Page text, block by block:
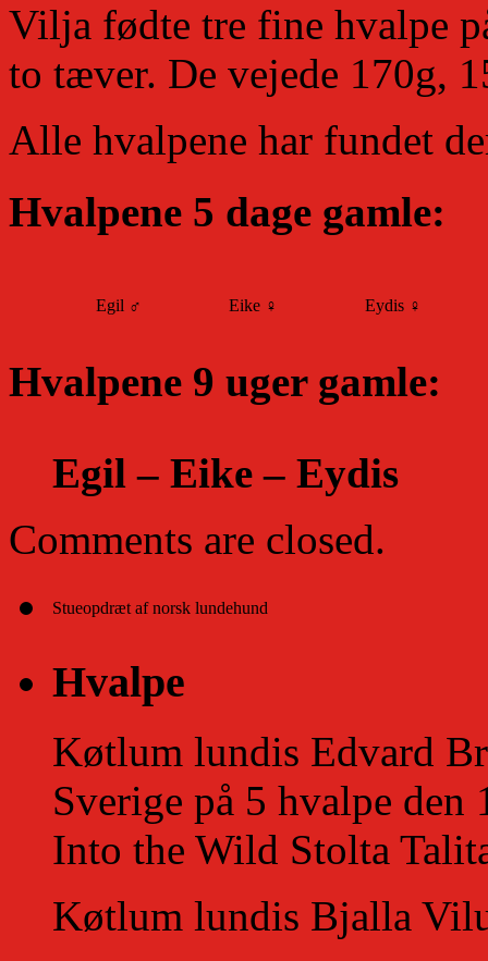
Vilja fødte tre fine hvalpe
to tæver. De vejede 170g,
Alle hvalpene har fundet
Hvalpene 5 dage gamle:
Egil ♂ Eike ♀ Eydis ♀
Hvalpene 9 uger gamle:
Egil – Eike – Eydis
Comments are closed.
Stueopdræt af norsk lundehund
Hvalpe
Køtlum lundis Edvard
Sverige på 5 hvalpe
Into the Wild Stolta
Køtlum lundis Bjalla